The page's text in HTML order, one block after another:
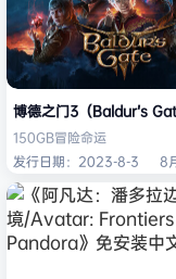
博德之门3（Baldur’s
150GB冒险命运
发行日期：2023-8-3
8